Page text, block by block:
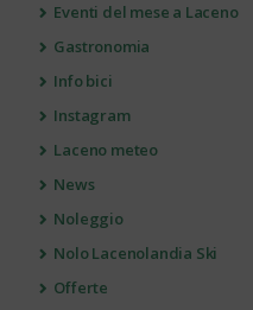
Eventi del mese a Laceno
Gastronomia
Info bici
Instagram
Laceno meteo
News
Noleggio
Nolo Lacenolandia Ski
Offerte